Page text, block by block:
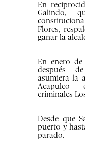
En
Galindo,
Flores,
ganar la
En enero
después
asumiera la
Acapulco
criminales
Desde que
puerto y
parado.